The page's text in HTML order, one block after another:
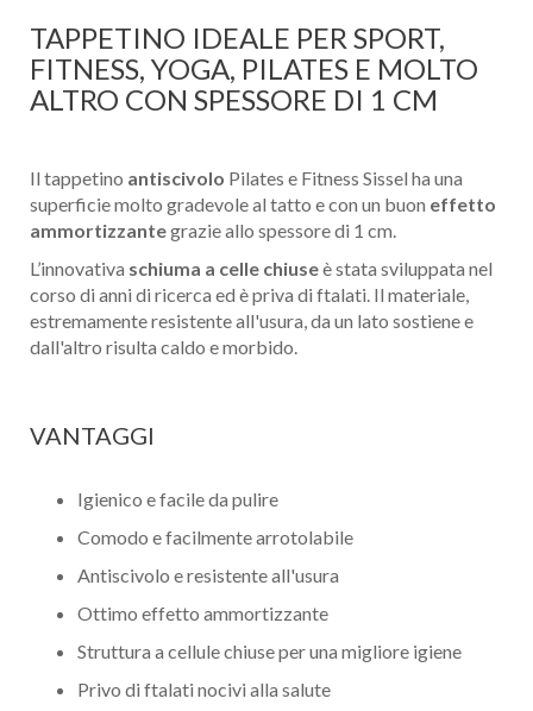
TAPPETINO IDEALE PER SPORT,
FITNESS, YOGA, PILATES E MOLTO
ALTRO CON SPESSORE DI 1 CM
Il tappetino antiscivolo Pilates e Fitness Sissel ha una
superficie molto gradevole al tatto e con un buon effetto
ammortizzantegrazie allo spessore di 1 cm.
L’innovativa schiuma a celle chiuseè stata sviluppata nel
corso di anni di ricerca ed è priva di ftalati. Il materiale,
estremamente resistente all'usura, da un lato sostiene e
dall'altro risulta caldo e morbido.
VANTAGGI
Igienico e facile da pulire
Comodo e facilmente arrotolabile
Antiscivolo e resistente all'usura
Ottimo effetto ammortizzante
Struttura a cellule chiuse per una migliore igiene
Privo di ftalati nocivi alla salute